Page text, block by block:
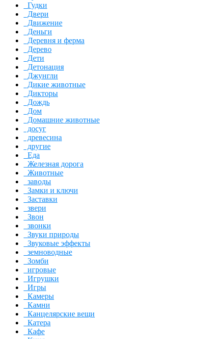
Гудки
Двери
Движение
Деньги
Деревня и ферма
Дерево
Дети
Детонация
Джунгли
Дикие животные
Дикторы
Дождь
Дом
Домашние животные
досуг
древесина
другие
Еда
Железная дорога
Животные
заводы
Замки и ключи
Заставки
звери
Звон
звонки
Звуки природы
Звуковые эффекты
земноводные
Зомби
игровые
Игрушки
Игры
Камеры
Камни
Канцелярские вещи
Катера
Кафе